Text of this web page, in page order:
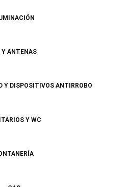
Y ANTENAS
Y DISPOSITIVOS ANTIRROBO
Y WC